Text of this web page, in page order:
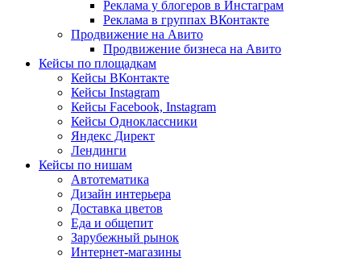
Реклама у блогеров в Инстаграм
Реклама в группах ВКонтакте
Продвижение на Авито
Продвижение бизнеса на Авито
Кейсы по площадкам
Кейсы ВКонтакте
Кейсы Instagram
Кейсы Facebook, Instagram
Кейсы Одноклассники
Яндекс Директ
Лендинги
Кейсы по нишам
Автотематика
Дизайн интерьера
Доставка цветов
Еда и общепит
Зарубежный рынок
Интернет-магазины